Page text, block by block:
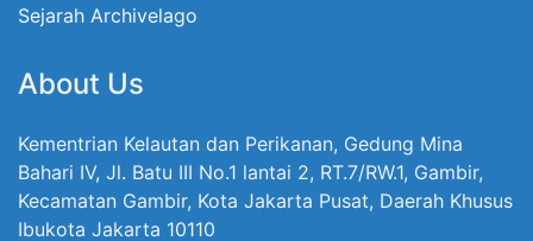
Sejarah Archivelago
About Us
Kementrian Kelautan dan Perikanan, Gedung Mina
Bahari IV, Jl. Batu III No.1 lantai 2, RT.7/RW.1, Gambir,
Kecamatan Gambir, Kota Jakarta Pusat, Daerah Khusus
Ibukota Jakarta 10110